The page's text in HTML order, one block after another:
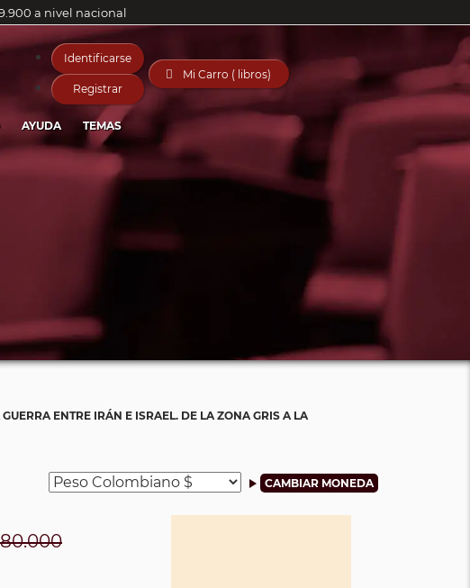
a nivel nacional
Identificarse
Registrar
 Mi Carro ( libros)
AYUDA TEMAS
GUERRA ENTRE IRÁN E ISRAEL. DE LA ZONA GRIS A LA